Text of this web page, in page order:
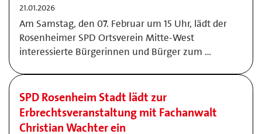
21.01.2026
Am Samstag, den 07. Februar um 15 Uhr, lädt der
Rosenheimer SPD Ortsverein Mitte-West
interessierte Bürgerinnen und Bürger zum …
SPD Rosenheim Stadt lädt zur
Erbrechtsveranstaltung mit Fachanwalt
Christian Wachter ein